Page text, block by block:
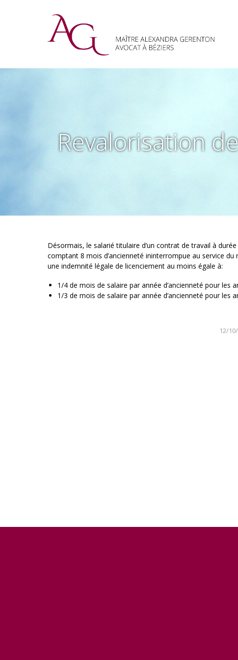
Revalorisation
Désormais, le salarié titulaire d’un contrat de travail à
comptant 8 mois d’ancienneté ininterrompue au service
une indemnité légale de licenciement au moins égale à:
1/4 de mois de salaire par année d’ancienneté pour les
1/3 de mois de salaire par année d’ancienneté pour les
12/